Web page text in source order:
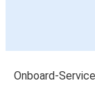
Onboard-